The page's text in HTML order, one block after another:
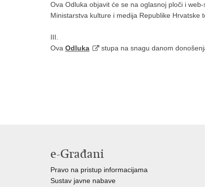
Ova Odluka objavit će se na oglasnoj ploči i
Ministarstva kulture i medija Republike Hrvatske
III.
Ova Odluka stupa na snagu danom
e-Građani
Pravo na pristup informacijama
Sustav javne nabave